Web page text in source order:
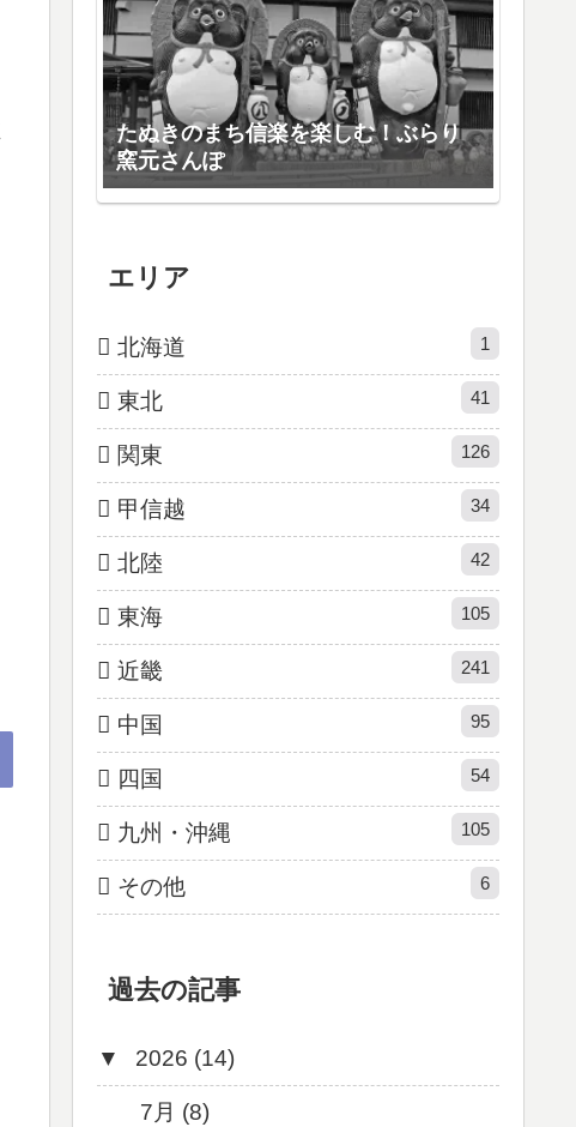
たぬきのまち信楽を楽しむ！ぶらり
窯元さんぽ
エリア
北海道 1
東北 41
関東 126
甲信越 34
北陸 42
東海 105
近畿 241
中国 95
四国 54
九州・沖縄 105
その他 6
過去の記事
▼ 2026 (14)
7月 (8)